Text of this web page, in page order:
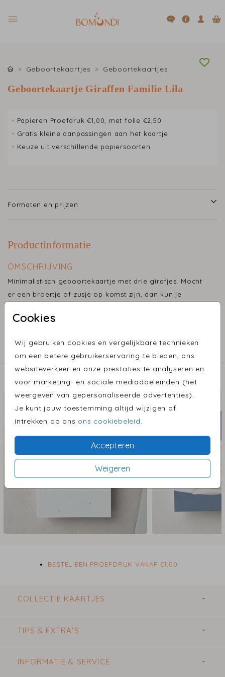
Cookies
Wij gebruiken cookies en vergelijkbare technieken
om een betere gebruikerservaring te bieden, ons
websiteverkeer en onze prestaties te analyseren en
voor marketing- en sociale mediadoeleinden (het
weergeven van gepersonaliseerde advertenties).
Je kunt jouw toestemming altijd wijzigen of
intrekken op ons ons cookiebeleid
Accepteren
Weigeren
Geboortekaartjes Geboortekaartjes
Geboortekaartje Giraffen Familie Lila
• Papieren Proefdruk €1,00, met folie €2,50
• Gratis kleine aanpassingen aan het kaartje
• Keuze uit verschillende papiersoorten
Formaten en prijzen
Productinformatie
OMSCHRIJVING
Minimalistisch geboortekaartje met drie girafjes. Mocht
er een broertje of zusje op komst zijn, dan kun je
Geboortekaartjes
ONTDEK MEER MOOIE ONTWERPEN
BESTEL EEN PROEFDRUK VANAF €1,00
COLLECTIE KAARTJES
TIPS & EXTRA'S
INFORMATIE & SERVICE